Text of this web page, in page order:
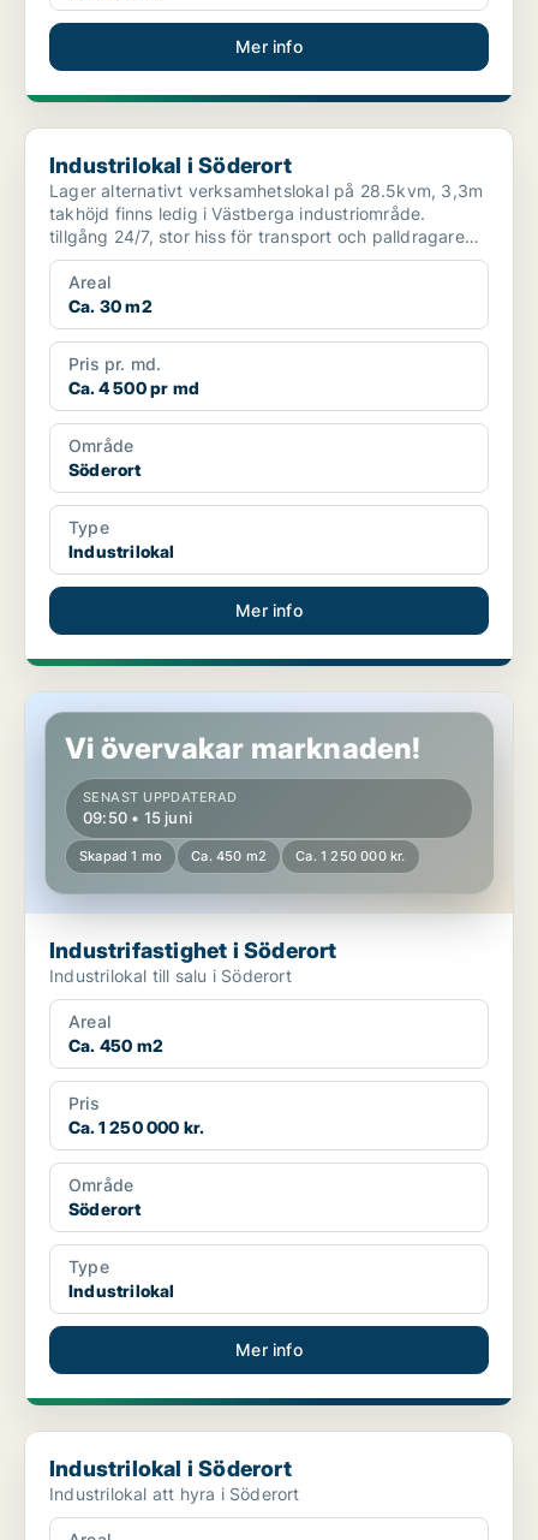
Mer info
Industrilokal i Söderort
Industrilokal i Söderort
Lager alternativt verksamhetslokal på 28.5kvm, 3,3m
takhöjd finns ledig i Västberga industriområde.
tillgång 24/7, stor hiss för transport och palldragare
gå...
Areal
Ca. 30 m2
Pris pr. md.
Ca. 4 500 pr md
Område
Söderort
Type
Industrilokal
Mer info
Industrifastighet i Söderort
Vi övervakar marknaden!
SENAST UPPDATERAD
09:50 • 15 juni
Skapad 1 mo Ca. 450 m2 Ca. 1 250 000 kr.
Industrifastighet i Söderort
Industrilokal till salu i Söderort
Areal
Ca. 450 m2
Pris
Ca. 1 250 000 kr.
Område
Söderort
Type
Industrilokal
Mer info
Industrilokal i Söderort
Industrilokal i Söderort
Industrilokal att hyra i Söderort